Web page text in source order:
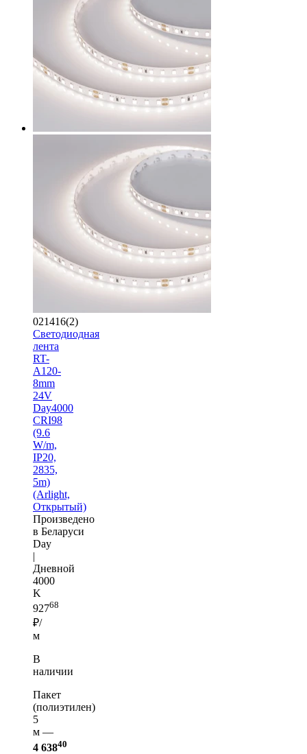
021416(2)
Светодиодная
лента
RT-
A120-
8mm
24V
Day4000
CRI98
(9.6
W/m,
IP20,
2835,
5m)
(Arlight,
Открытый)
Произведено
в Беларуси
Day
|
Дневной
4000
K
92768
₽/
м
В
наличии
Пакет
(полиэтилен)
5
м —
4 63840